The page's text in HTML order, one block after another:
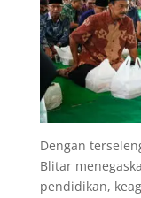
Dengan
Blitar
pendidikan,